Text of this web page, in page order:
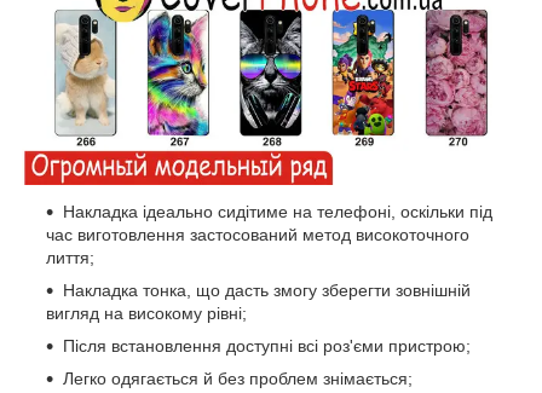
Накладка ідеально сидітиме на телефоні, оскільки під
час виготовлення застосований метод високоточного
лиття;
Накладка тонка, що дасть змогу зберегти зовнішній
вигляд на високому рівні;
Після встановлення доступні всі роз'єми пристрою;
Легко одягається й без проблем знімається;